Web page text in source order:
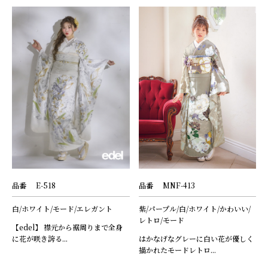
品番 E-518
白/ホワイト/モード/エレガント
【edel】 襟元から裾周りまで全身
に花が咲き誇る...
品番 MNF-413
紫/パープル/白/ホワイト/かわいい/
レトロ/モード
はかなげなグレーに白い花が優しく
描かれたモードレトロ...